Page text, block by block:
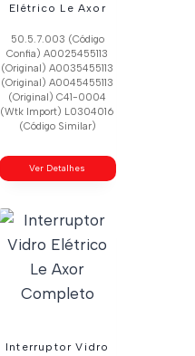
Elétrico Le Axor
50.5.7.003 (Código
Confia) A0025455113
(Original) A0035455113
(Original) A0045455113
(Original) C41-0004
(Wtk Import) L0304016
(Código Similar)
Ver Detalhes
Interruptor Vidro